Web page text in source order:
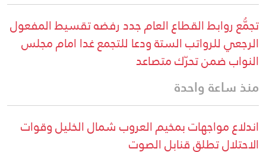
تجمُّع روابط القطاع العام جدد رفضه تقسيط المفعول
الرجعي للرواتب الستة ودعا للتجمع غدا امام مجلس
النواب ضمن تحرّك متصاعد
منذ ساعة واحدة
اندلاع مواجهات بمخيم العروب شمال الخليل وقوات
الاحتلال تطلق قنابل الصوت